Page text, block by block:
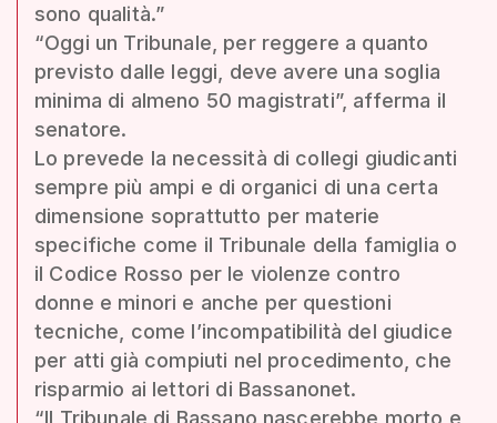
sono qualità.”
“Oggi un Tribunale, per reggere a quanto
previsto dalle leggi, deve avere una soglia
minima di almeno 50 magistrati”, afferma il
senatore.
Lo prevede la necessità di collegi giudicanti
sempre più ampi e di organici di una certa
dimensione soprattutto per materie
specifiche come il Tribunale della famiglia o
il Codice Rosso per le violenze contro
donne e minori e anche per questioni
tecniche, come l’incompatibilità del giudice
per atti già compiuti nel procedimento, che
risparmio ai lettori di Bassanonet.
“Il Tribunale di Bassano nascerebbe morto e